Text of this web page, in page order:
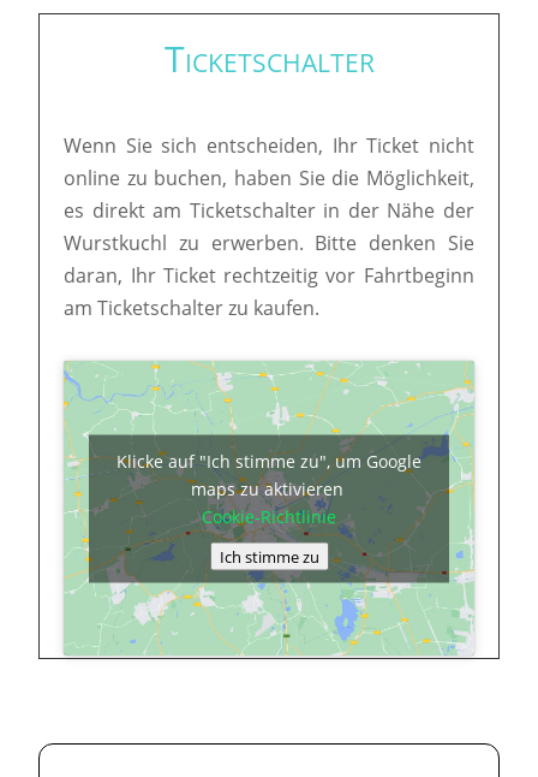
Ticketschalter
Wenn Sie sich entscheiden, Ihr Ticket nicht
online zu buchen, haben Sie die Möglichkeit,
es direkt am Ticketschalter in der Nähe der
Wurstkuchl zu erwerben. Bitte denken Sie
daran, Ihr Ticket rechtzeitig vor Fahrtbeginn
am Ticketschalter zu kaufen.
Klicke auf "Ich stimme zu", um Google
maps zu aktivieren
Cookie-Richtlinie
Ich stimme zu